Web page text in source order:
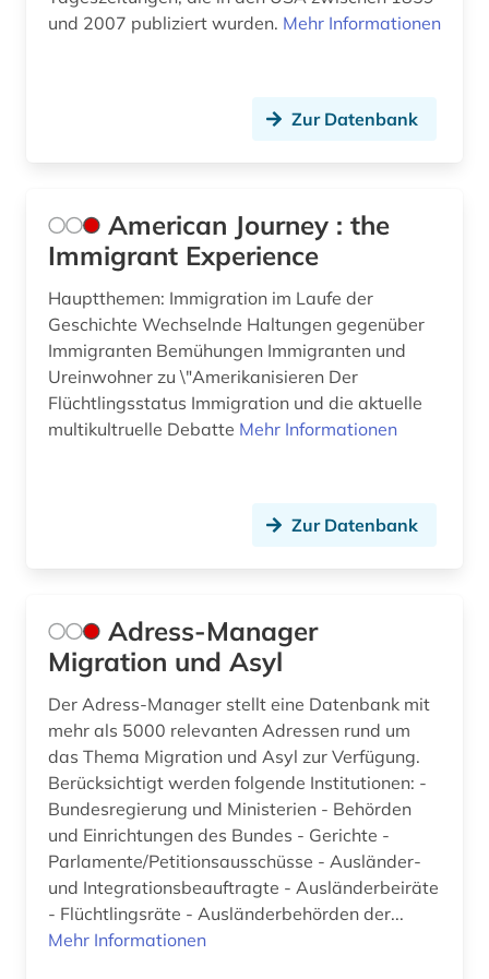
und 2007 publiziert wurden. Mehr Informationen
Zur Datenbank
American Journey : the
Immigrant Experience
Hauptthemen: Immigration im Laufe der
Geschichte Wechselnde Haltungen gegenüber
Immigranten Bemühungen Immigranten und
Ureinwohner zu \"Amerikanisieren Der
Flüchtlingsstatus Immigration und die aktuelle
multikultruelle Debatte Mehr Informationen
Zur Datenbank
Adress-Manager
Migration und Asyl
Der Adress-Manager stellt eine Datenbank mit
mehr als 5000 relevanten Adressen rund um
das Thema Migration und Asyl zur Verfügung.
Berücksichtigt werden folgende Institutionen: -
Bundesregierung und Ministerien - Behörden
und Einrichtungen des Bundes - Gerichte -
Parlamente/Petitionsausschüsse - Ausländer-
und Integrationsbeauftragte - Ausländerbeiräte
- Flüchtlingsräte - Ausländerbehörden der...
Mehr Informationen